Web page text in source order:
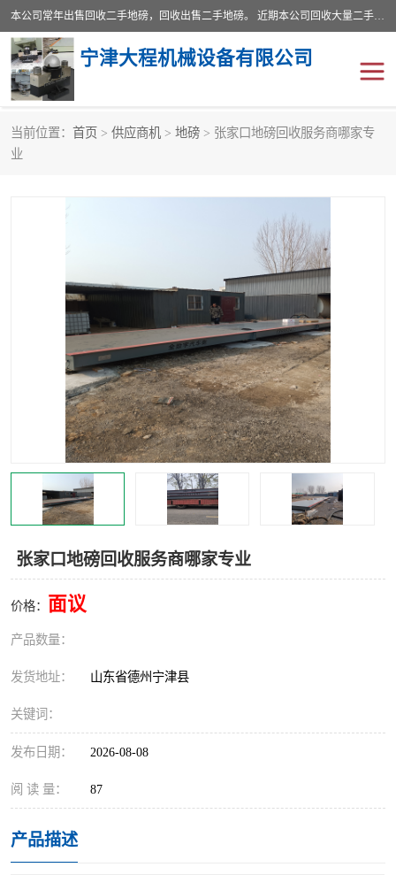
本公司常年出售回收二手地磅，回收出售二手地磅。 近期本公司回收大量二手地磅，型号齐全，宽度从2米到3.5米，长度5米到25米，承重吨位从10到200吨，成色7—9成新。 ? 使用年限6个月至2年，产品来源于个人闲置品，工矿企业停用品，因小换大而来。 精准度和新的一样， 二手地磅是内行人的选择，打个电话就省钱朋友您好等什么
宁津大程机械设备有限公司
当前位置： 首页 > 供应商机 > 地磅 > 张家口地磅回收服务商哪家专
业
张家口地磅回收服务商哪家专业
价格： 面议
产品数量：
发货地址： 山东省德州宁津县
关键词：
发布日期： 2026-08-08
阅 读 量： 87
产品描述
地磅传感器 废纸打包机
食品烘干机
装载机电子秤 输送机
半自动输送机 全自动输送机
冷却塔 食品螺旋塔
撕碎机 木材撕碎机
塑料撕碎机 金属撕碎机